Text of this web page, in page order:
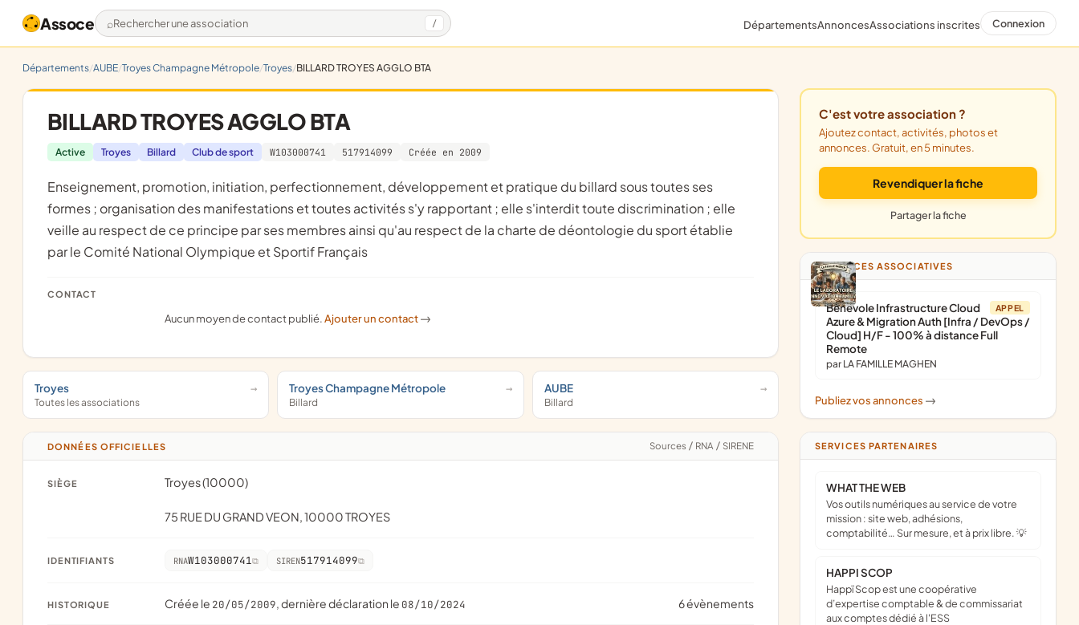
Assoce Rechercher une association / DépartementsAnnoncesAssociations inscrites Connexion
Départements AUBE Troyes Champagne Métropole Troyes BILLARD TROYES AGGLO BTA
BILLARD TROYES AGGLO BTA
Active Troyes Billard Club de sport W103000741 517914099 Créée en 2009
enseignement, promotion, initiation, perfectionnement, développement et pratique du billard sous toutes ses
formes ; organisation des manifestations et toutes activités s'y rapportant ; elle s'interdit toute discrimination ; elle
veille au respect de ce principe par ses membres ainsi qu'au respect de la charte de déontologie du sport établie
par le Comité National Olympique et Sportif Français
CONTACT
Aucun moyen de contact publié.Ajouter un contact ->
Troyes
Toutes les associations
Troyes Champagne Métropole
Billard
AUBE
Billard
DONNÉES OFFICIELLES Sources / RNA / SIRENE
SIÈGE Troyes (10000)
75 RUE DU GRAND VEON, 10000 TROYES
IDENTIFIANTS RNAW103000741 SIREN517914099
HISTORIQUE Créée le 20/05/2009, dernière déclaration le 08/10/2024 6 évènements
C'est votre association ?
Ajoutez contact, activités, photos et
annonces. Gratuit, en 5 minutes.
Revendiquer la fiche
Partager la fiche
ANNONCES ASSOCIATIVES
APPEL
Bénévole Infrastructure Cloud
Azure & Migration Auth [Infra / DevOps /
Cloud] H/F - 100% à distance Full
Remote
par LA FAMILLE MAGHEN
Publiez vos annonces ->
SERVICES PARTENAIRES
WHAT THE WEB
Vos outils numériques au service de votre
mission : site web, adhésions,
comptabilité… Sur mesure, et à prix libre. 💡
HAPPI SCOP
Happï Scop est une coopérative
d’expertise comptable & de commissariat
aux comptes dédié à l'ESS